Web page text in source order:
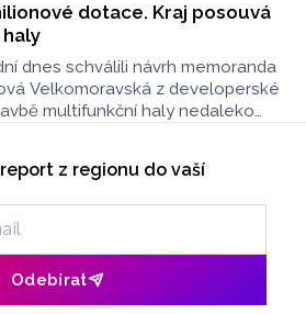
dotace. Kraj posouvá
dnes schválili návrh memoranda
Velkomoravská z developerské
multifunkční haly nedaleko
(ANO).z regionu do vaší
Odebírat